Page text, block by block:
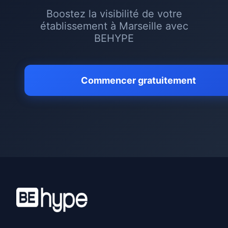
Boostez la visibilité de votre
établissement à Marseille avec
BEHYPE
Commencer gratuitement